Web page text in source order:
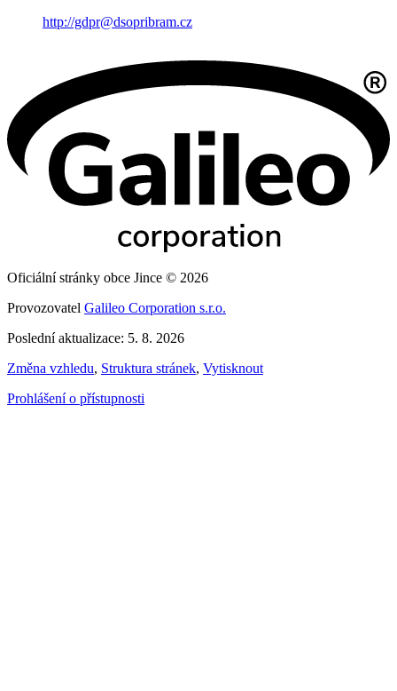
http://gdpr@dsopribram.cz
Oficiální stránky obce Jince © 2026
Provozovatel Galileo Corporation s.r.o.
Poslední aktualizace: 5. 8. 2026
Změna vzhledu, Struktura stránek, Vytisknout
Prohlášení o přístupnosti